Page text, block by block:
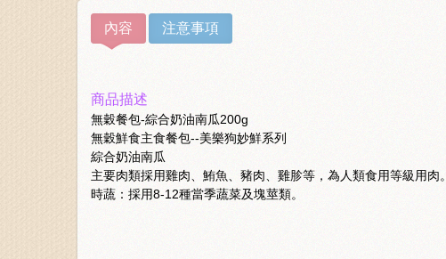
內容 注意事項
商品描述
無穀餐包-綜合奶油南瓜200g
無穀鮮食主食餐包--美樂狗妙鮮系列
綜合奶油南瓜
主要肉類採用雞肉、鮪魚、豬肉、雞胗等，為人類食用等級用肉。
時蔬：採用8-12種當季蔬菜及塊莖類。